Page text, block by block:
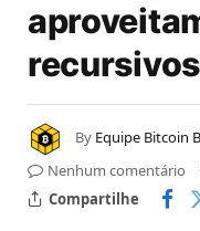
By Equipe Bitcoin
Nenhum comentário
Compartilhe